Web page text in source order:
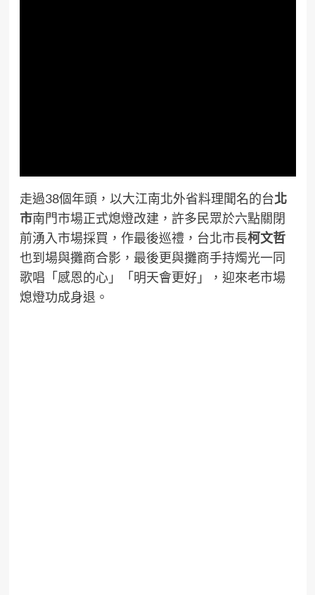
走過38個年頭，以大江南北外省料理聞名的台北
市南門市場正式熄燈改建，許多民眾於六點關閉
前湧入市場採買，作最後巡禮，台北市長柯文哲
也到場與攤商合影，最後更與攤商手持燭光一同
歌唱「感恩的心」「明天會更好」，迎來老市場
熄燈功成身退。